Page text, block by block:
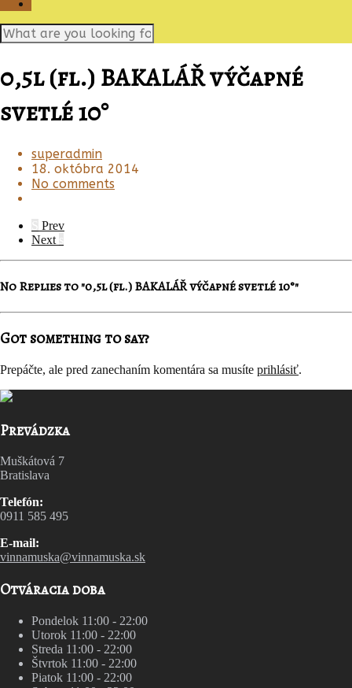
0,5l (fl.) BAKALÁŘ výčapné
svetlé 10°
superadmin
18. októbra 2014
No comments
Prev
Next
No Replies to "0,5l (fl.) BAKALÁŘ výčapné svetlé 10°"
Got something to say?
Prepáčte, ale pred zanechaním komentára sa musíte prihlásiť.
Prevádzka
Muškátová 7
Bratislava
Telefón:
0911 585 495
E-mail:
vinnamuska@vinnamuska.sk
Otváracia doba
Pondelok 11:00 - 22:00
Utorok 11:00 - 22:00
Streda 11:00 - 22:00
Štvrtok 11:00 - 22:00
Piatok 11:00 - 22:00